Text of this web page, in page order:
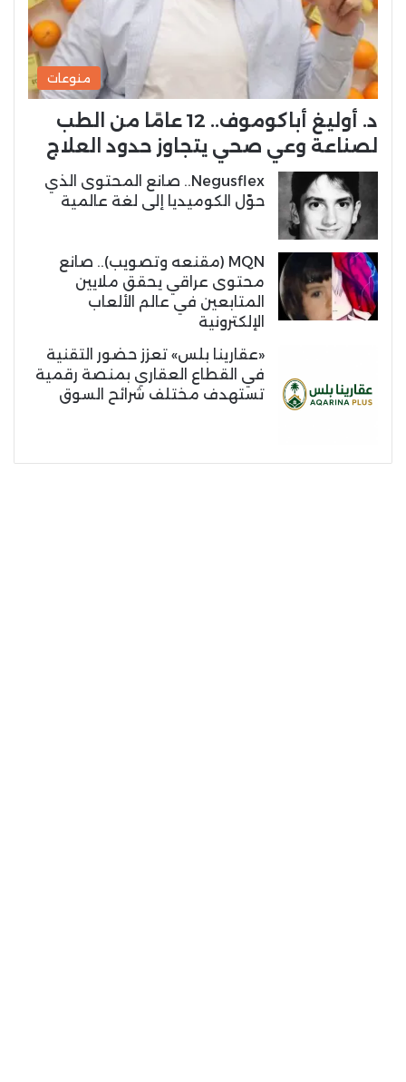
منوعات
د. أوليغ أباكوموف.. 12 عامًا من الطب
لصناعة وعي صحي يتجاوز حدود العلاج
Negusflex.. صانع المحتوى الذي
حوّل الكوميديا إلى لغة عالمية
MQN (مقنعه وتصويب).. صانع
محتوى عراقي يحقق ملايين
المتابعين في عالم الألعاب
الإلكترونية
«عقارينا بلس» تعزز حضور التقنية
في القطاع العقاري بمنصة رقمية
تستهدف مختلف شرائح السوق